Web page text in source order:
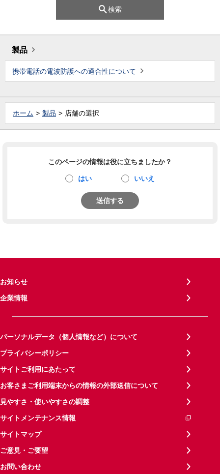
検索
製品
携帯電話の電波防護への適合性について
ホーム 製品 店舗の選択
このページの情報は役に立ちましたか？
はい いいえ
送信する
お知らせ
企業情報
パーソナルデータ（個人情報など）について
プライバシーポリシー
サイトご利用にあたって
お客さまご利用端末からの情報の外部送信について
見やすさ・使いやすさの調整
サイトメンテナンス情報
サイトマップ
ご意見・ご要望
お問い合わせ